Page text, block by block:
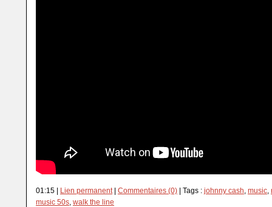
01:15 | Lien permanent | Commentaires (0) | Tags : johnny cash music
music 50s walk the line